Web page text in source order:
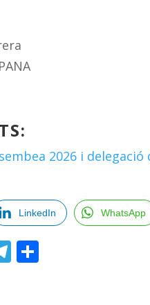
2026 i delegació
LinkedIn WhatsApp
Telegram